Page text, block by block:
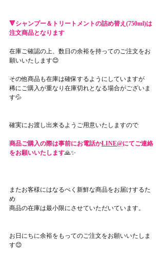
🔻シャンプー＆トリートメントの詰め替え(750ml)は
注文商品となります
在庫ご確認の上、数日の余裕を持ってのご注文をお
願いいたします😊
その他商品も在庫は確保するようにしていますが
稀にご購入が重なり在庫切れとなる場合がございま
す💦
確実にお渡し出来るようご用意いたしますので
商品ご購入の際は事前にお電話かLINE@にてご連絡
をお願いいたします🙏✨
またお客様にはなるべく新鮮な商品をお届けするた
め
商品の在庫は最小限にさせていただいています。
お日にちに余裕をもってのご注文をお願いいたしま
す😊